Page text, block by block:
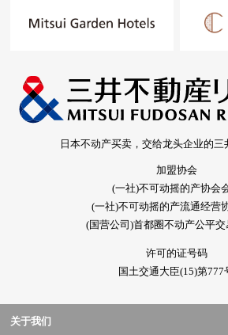
日本不动产买卖，交给龙头企业的三
加盟协会
(一社)不可动摇的产协会
(一社)不可动摇的产流通经营
(国营公司)首都圈不动产公平
许可的证号码
国土交通大臣(15)第777
关于我们